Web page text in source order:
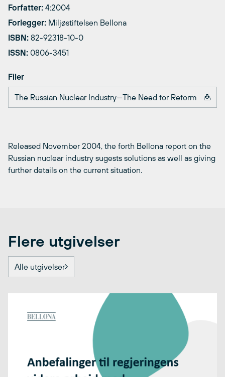
Forfatter: 4:2004
Forlegger: Miljøstiftelsen Bellona
ISBN: 82-92318-10-0
ISSN: 0806-3451
Filer
The Russian Nuclear Industry—The Need for Reform
Released November 2004, the forth Bellona report on the
Russian nuclear industry sugests solutions as well as giving
further details on the current situation.
Flere utgivelser
Alle utgivelser